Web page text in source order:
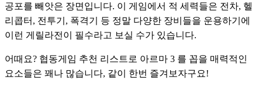
공포를 빼앗은 장면입니다. 이 게임에서 적 세력들은 전차, 헬
리콥터, 전투기, 폭격기 등 정말 다양한 장비들을 운용하기에
이런 게릴라전이 필수라고 보실 수가 있습니다.
어때요? 협동게임 추천 리스트로 아르마 3 를 꼽을 매력적인
요소들은 꽤나 많습니다, 같이 한번 즐겨보자구요!